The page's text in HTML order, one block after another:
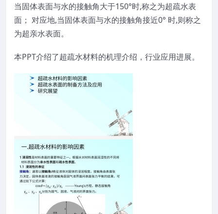
当固体表面与水的接触角大于150°时,称之为超疏水表
面； 对应地,当固体表面与水的接触角接近0° 时,则称之
为超亲水表面。
本PPT介绍了超疏水材料的机理介绍，行业应用进展。